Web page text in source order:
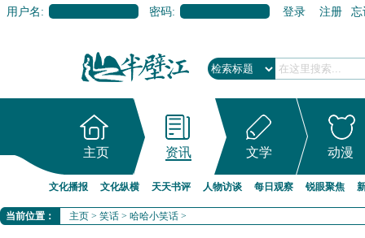
用户名: 密码: 登录 注册 忘
主页 资讯 文学 动漫
文化播报 文化纵横 天天书评 人物访谈 每日观察 锐眼聚焦
当前位置： 主页 > 笑话 > 哈哈小笑话 >